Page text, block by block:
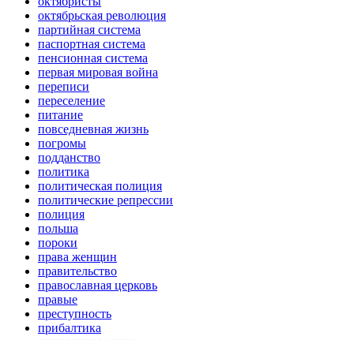
октябрьская революция
партийная система
паспортная система
пенсионная система
первая мировая война
переписи
переселение
питание
повседневная жизнь
погромы
подданство
политика
политическая полиция
политические репрессии
полиция
польша
пороки
права женщин
правительство
православная церковь
правые
преступность
прибалтика